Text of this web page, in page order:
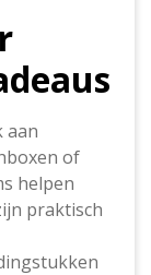
aan
of
helpen
praktisch